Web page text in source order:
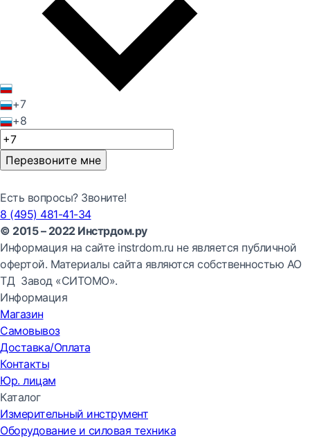
+7
+8
Перезвоните мне
Есть вопросы? Звоните!
8 (495) 481-41-34
© 2015 – 2022 Инстрдом.ру
Информация на сайте instrdom.ru не является публичной
офертой. Материалы сайта являются собственностью АО
ТД Завод «СИТОМО».
Информация
Магазин
Самовывоз
Доставка/Оплата
Контакты
Юр. лицам
Каталог
Измерительный инструмент
Оборудование и силовая техника